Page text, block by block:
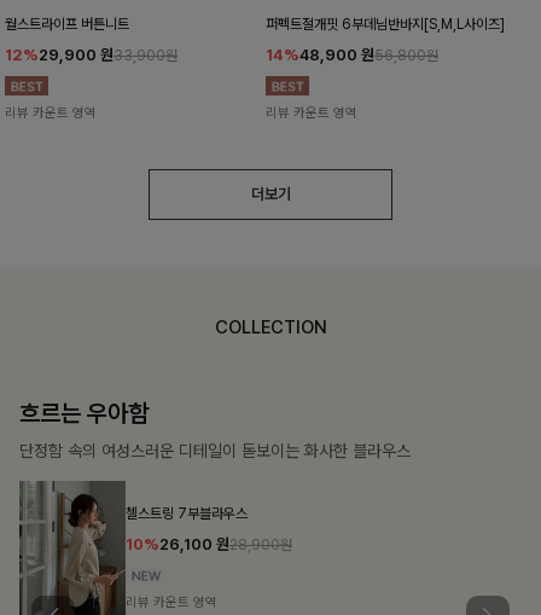
월스트라이프 버튼니트
12%29,900 원33,900원
리뷰 카운트 영역
퍼펙트절개핏 6부데님반바지[S,M,L사이즈]
14%48,900 원56,800원
리뷰 카운트 영역
더보기
COLLECTION
가벼운 계절감
탄탄한 소재와 깔끔한 핏, 매일 손이 가는 데일리 티셔츠
몽즐라운드 베이직티셔츠
10%15,300 원16,900원
리뷰 카운트 영역